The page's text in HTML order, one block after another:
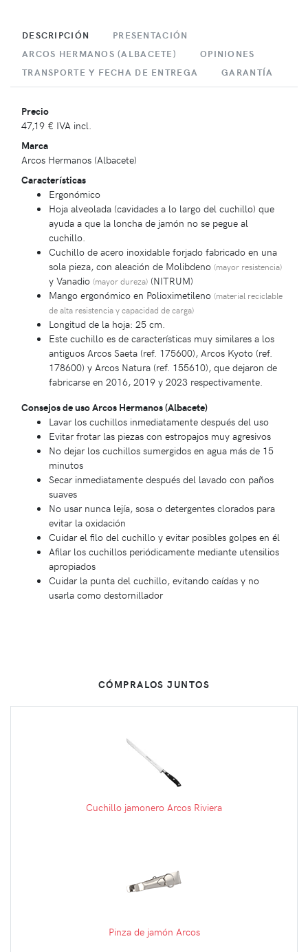
DESCRIPCIÓN
PRESENTACIÓN
ARCOS HERMANOS (ALBACETE)
OPINIONES
TRANSPORTE Y FECHA DE ENTREGA
GARANTÍA
Precio
47,19 € IVA incl.
Marca
Arcos Hermanos (Albacete)
Características
Ergonómico
Hoja alveolada (cavidades a lo largo del cuchillo) que
ayuda a que la loncha de jamón no se pegue al
cuchillo.
Cuchillo de acero inoxidable forjado fabricado en una
sola pieza, con aleación de Molibdeno (mayor resistencia)
y Vanadio (mayor dureza) (NITRUM)
Mango ergonómico en Polioximetileno (material reciclable
de alta resistencia y capacidad de carga)
Longitud de la hoja: 25 cm.
Este cuchillo es de características muy similares a los
antiguos Arcos Saeta (ref. 175600), Arcos Kyoto (ref.
178600) y Arcos Natura (ref. 155610), que dejaron de
fabricarse en 2016, 2019 y 2023 respectivamente.
Consejos de uso Arcos Hermanos (Albacete)
Lavar los cuchillos inmediatamente después del uso
Evitar frotar las piezas con estropajos muy agresivos
No dejar los cuchillos sumergidos en agua más de 15
minutos
Secar inmediatamente después del lavado con paños
suaves
No usar nunca lejía, sosa o detergentes clorados para
evitar la oxidación
Cuidar el filo del cuchillo y evitar posibles golpes en él
Afilar los cuchillos periódicamente mediante utensilios
apropiados
Cuidar la punta del cuchillo, evitando caídas y no
usarla como destornillador
CÓMPRALOS JUNTOS
Cuchillo jamonero Arcos Riviera
Pinza de jamón Arcos